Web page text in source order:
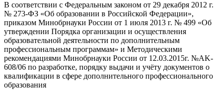
В соответствии с Федеральным законом от 29 декабря 2012 г.
№ 273-ФЗ «Об образовании в Российской Федерации»,
приказом Минобрнауки России от 1 июля 2013 г. № 499 «Об
утверждении Порядка организации и осуществления
образовательной деятельности по дополнительным
профессиональным программам» и Методическими
рекомендациями Минобрнауки России от 12.03.2015г. №AK-
608/06 по разработке, порядку выдачи и учёту документов о
квалификации в сфере дополнительного профессионального
образования